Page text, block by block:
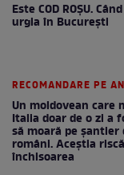
Este COD ROŞU.
urgia în Bucureşti
RECOMANDARE PE
Un moldovean care
Italia doar de o zi a
să moară pe şantier
români. Aceștia
închisoarea